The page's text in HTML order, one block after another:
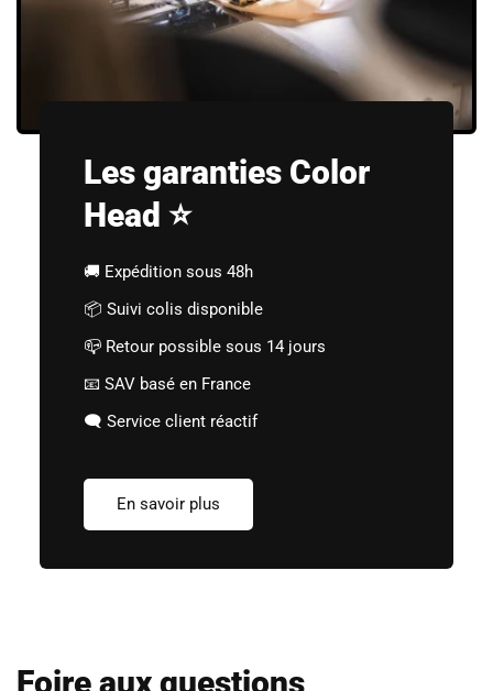
Les garanties Color
Head ⭐
🚚 Expédition sous 48h
📦 Suivi colis disponible
📪 Retour possible sous 14 jours
📧 SAV basé en France
🗨️ Service client réactif
En savoir plus
Foire aux questions